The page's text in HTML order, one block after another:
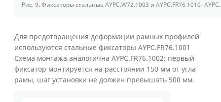
Рис. 9.Фиксаторы стальные AYPC.W72.1003 и AYPC.FR76.1010-
Для предотвращения деформации рамных профилей
используются стальные фиксаторы AYPC.FR76.1001
Схема монтажа аналогична AYPC.FR76.1002: первый
фиксатор монтируется на расстоянии 150 мм от угла
рамы, шаг установки не должен превышать 500 мм.